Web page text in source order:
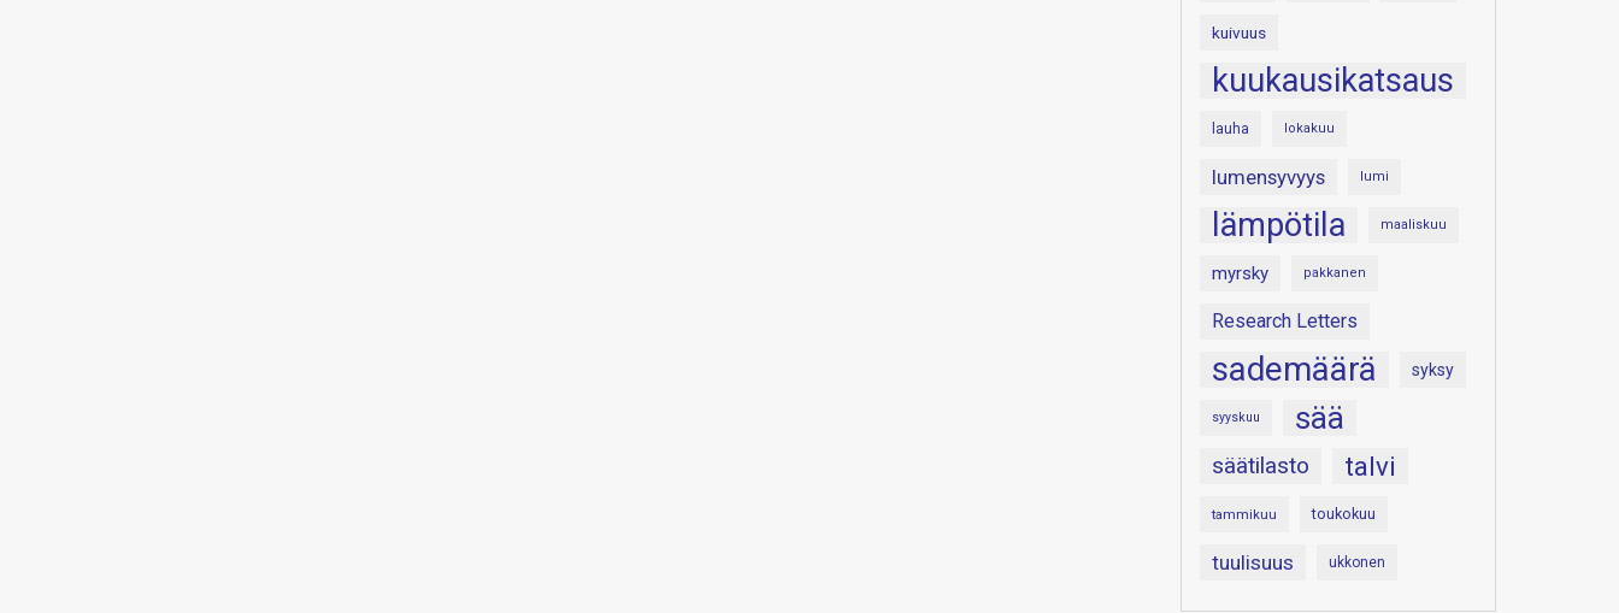
kuivuus
kuukausikatsaus
lauha lokakuu
lumensyvyys lumi
lämpötila maaliskuu
myrsky pakkanen
Research Letters
sademäärä syksy
syyskuu sää
säätilasto talvi
tammikuu toukokuu
tuulisuus ukkonen